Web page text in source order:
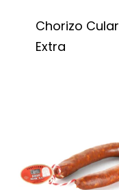
Chorizo Cular
Extra